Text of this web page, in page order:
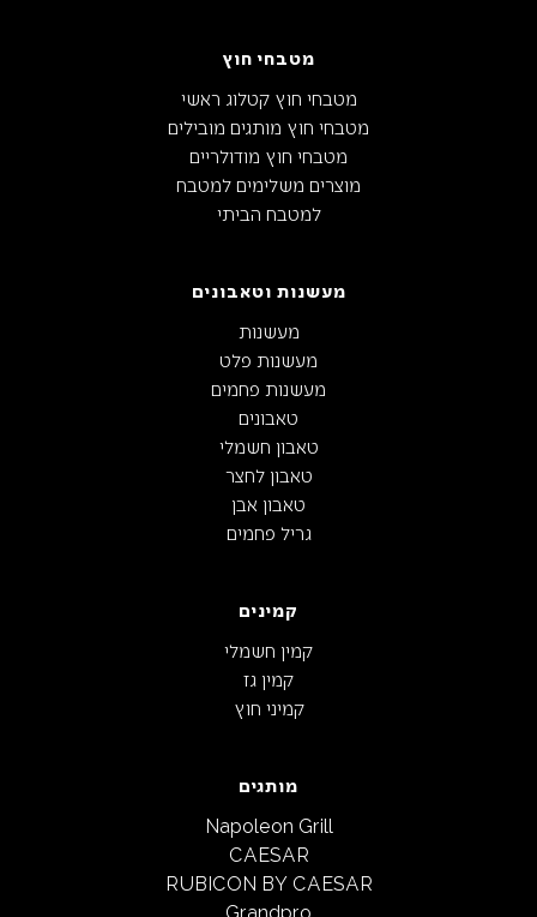
מטבחי חוץ
מטבחי חוץ קטלוג ראשי
מטבחי חוץ מותגים מובילים
מטבחי חוץ מודולריים
מוצרים משלימים למטבח
למטבח הביתי
מעשנות וטאבונים
מעשנות
מעשנות פלט
מעשנות פחמים
טאבונים
טאבון חשמלי
טאבון לחצר
טאבון אבן
גריל פחמים
קמינים
קמין חשמלי
קמין גז
קמיני חוץ
מותגים
Napoleon Grill
CAESAR
RUBICON BY CAESAR
Grandpro